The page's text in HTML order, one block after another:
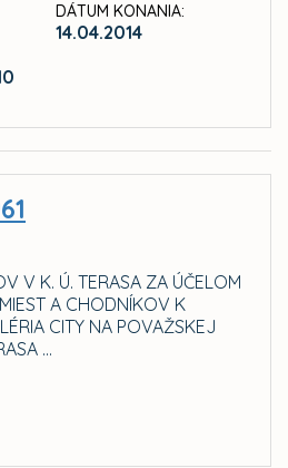
DÁTUM KONANIA:
14.04.2014
V K. Ú. TERASA ZA ÚČELOM
A CHODNÍKOV K
CITY NA POVAŽSKEJ
...